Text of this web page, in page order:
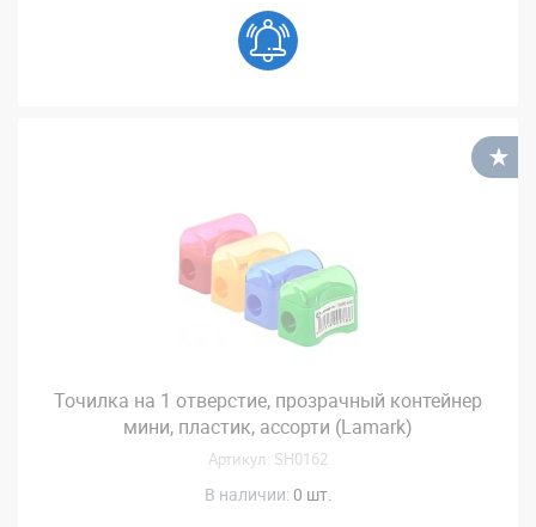
Точилка на 1 отверстие, прозрачный контейнер
мини, пластик, ассорти (Lamark)
Артикул: SH0162
В наличии: 0 шт.